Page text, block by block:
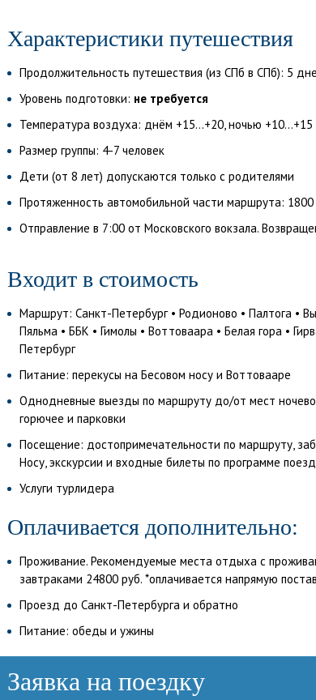
Характеристики путешествия
Продолжительность путешествия (из СПб в СПб): 5
Уровень подготовки: не требуется
Температура воздуха: днём +15...+20, ночью +10...+15
Размер группы: 4-7 человек
Дети (от 8 лет) допускаются только с родителями
Протяженность автомобильной части маршрута: 1800
Отправление в 7:00 от Московского вокзала.
Входит в стоимость
Маршрут: Санкт-Петербург • Родионово • Палтога •
Пяльма • ББК • Гимолы • Воттоваара • Белая гора •
Петербург
Питание: перекусы на Бесовом носу и Воттовааре
Однодневные выезды по маршруту до/от мест
горючее и парковки
Посещение: достопримечательности по маршруту,
Носу, экскурсии и входные билеты по программе
Услуги турлидера
Оплачивается дополнительно:
Проживание. Рекомендуемые места отдыха с
завтраками 24800 руб. *оплачивается напрямую
Проезд до Санкт-Петербурга и обратно
Питание: обеды и ужины
Заявка на поездку